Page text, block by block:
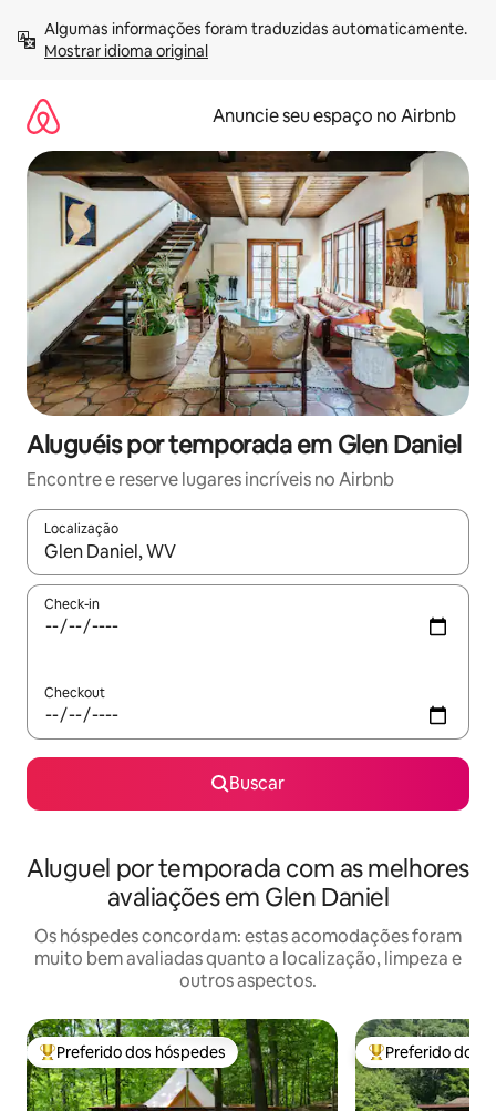
para
Mostrar idioma original
Anuncie seu espaço no Airbnb
Aluguéis por temporada em Glen Daniel
Encontre e reserve lugares incríveis no Airbnb
Localização
Quando os resultados estiverem disponíveis, explore-os
Check-in
Checkout
Buscar
Aluguel por temporada com as melhores
avaliações em Glen Daniel
Os hóspedes concordam: estas acomodações foram
muito bem avaliadas quanto a localização, limpeza e
outros aspectos.
Entre os melhores preferidos dos hóspedes
Preferido dos hóspedes Entre os
Preferido dos